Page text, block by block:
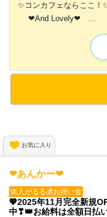
✨️コンカフェならここ！
❤And Lovely❤
୨୧⌒⌒⌒⌒⌒⌒⌒⌒⌒୨୧
お城風妖精コンカフェが
今なら先着20名限定で
インフルエンサーも多
お気に入り
❤あんかー❤
体入がるる💰お祝い金
💖2025年11月完全新規
中❣👑お給料は全額日払